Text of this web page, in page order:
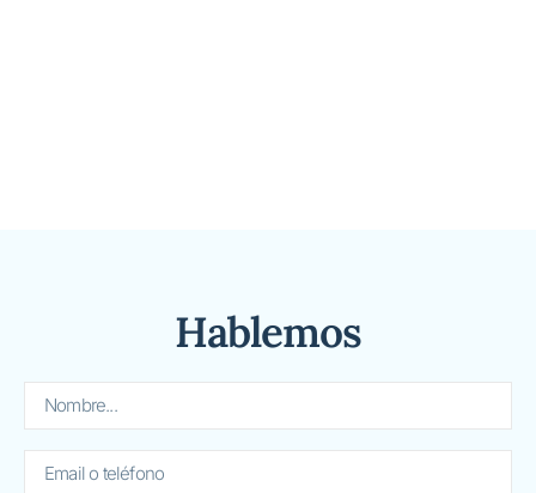
Hablemos